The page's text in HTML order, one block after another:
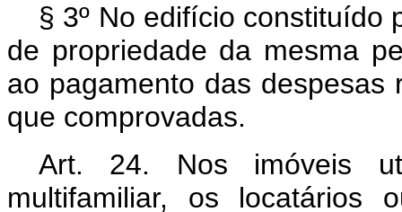
§ 3º No edifício constituído
de propriedade da mesma
ao pagamento das despesas
que comprovadas.
Art. 24. Nos imóveis
multifamiliar, os locatários